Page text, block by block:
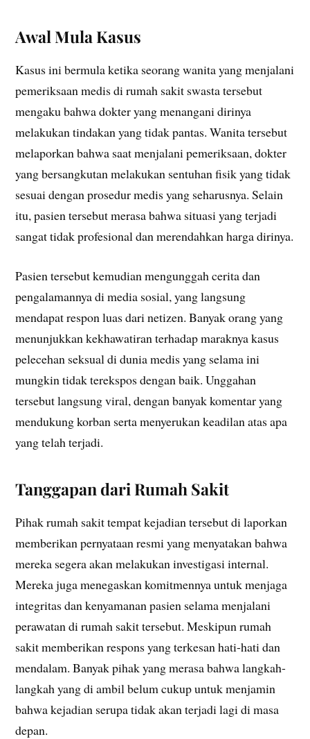
Awal Mula Kasus
Kasus ini bermula ketika seorang wanita yang menjalani
pemeriksaan medis di rumah sakit swasta tersebut
mengaku bahwa dokter yang menangani dirinya
melakukan tindakan yang tidak pantas. Wanita tersebut
melaporkan bahwa saat menjalani pemeriksaan, dokter
yang bersangkutan melakukan sentuhan fisik yang tidak
sesuai dengan prosedur medis yang seharusnya. Selain
itu, pasien tersebut merasa bahwa situasi yang terjadi
sangat tidak profesional dan merendahkan harga dirinya.
Pasien tersebut kemudian mengunggah cerita dan
pengalamannya di media sosial, yang langsung
mendapat respon luas dari netizen. Banyak orang yang
menunjukkan kekhawatiran terhadap maraknya kasus
pelecehan seksual di dunia medis yang selama ini
mungkin tidak terekspos dengan baik. Unggahan
tersebut langsung viral, dengan banyak komentar yang
mendukung korban serta menyerukan keadilan atas apa
yang telah terjadi.
Tanggapan dari Rumah Sakit
Pihak rumah sakit tempat kejadian tersebut di laporkan
memberikan pernyataan resmi yang menyatakan bahwa
mereka segera akan melakukan investigasi internal.
Mereka juga menegaskan komitmennya untuk menjaga
integritas dan kenyamanan pasien selama menjalani
perawatan di rumah sakit tersebut. Meskipun rumah
sakit memberikan respons yang terkesan hati-hati dan
mendalam. Banyak pihak yang merasa bahwa langkah-
langkah yang di ambil belum cukup untuk menjamin
bahwa kejadian serupa tidak akan terjadi lagi di masa
depan.